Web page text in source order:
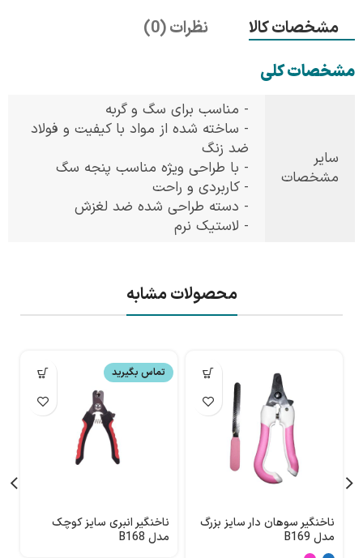
مشخصات کالا
نظرات (0)
مشخصات کلی
سایر
مشخصات
- مناسب برای سگ و گربه
- ساخته شده از مواد با کیفیت و فولاد
ضد زنگ
- با طراحی ویژه مناسب پنجه سگ
- کاربردی و راحت
- دسته طراحی شده ضد لغزش
- لاستیک نرم
محصولات مشابه
ناخنگیر سوهان دار سایز بزرگ
مدل B169
تماس بگیرید
ناخنگیر انبری سایز کوچک
مدل B168